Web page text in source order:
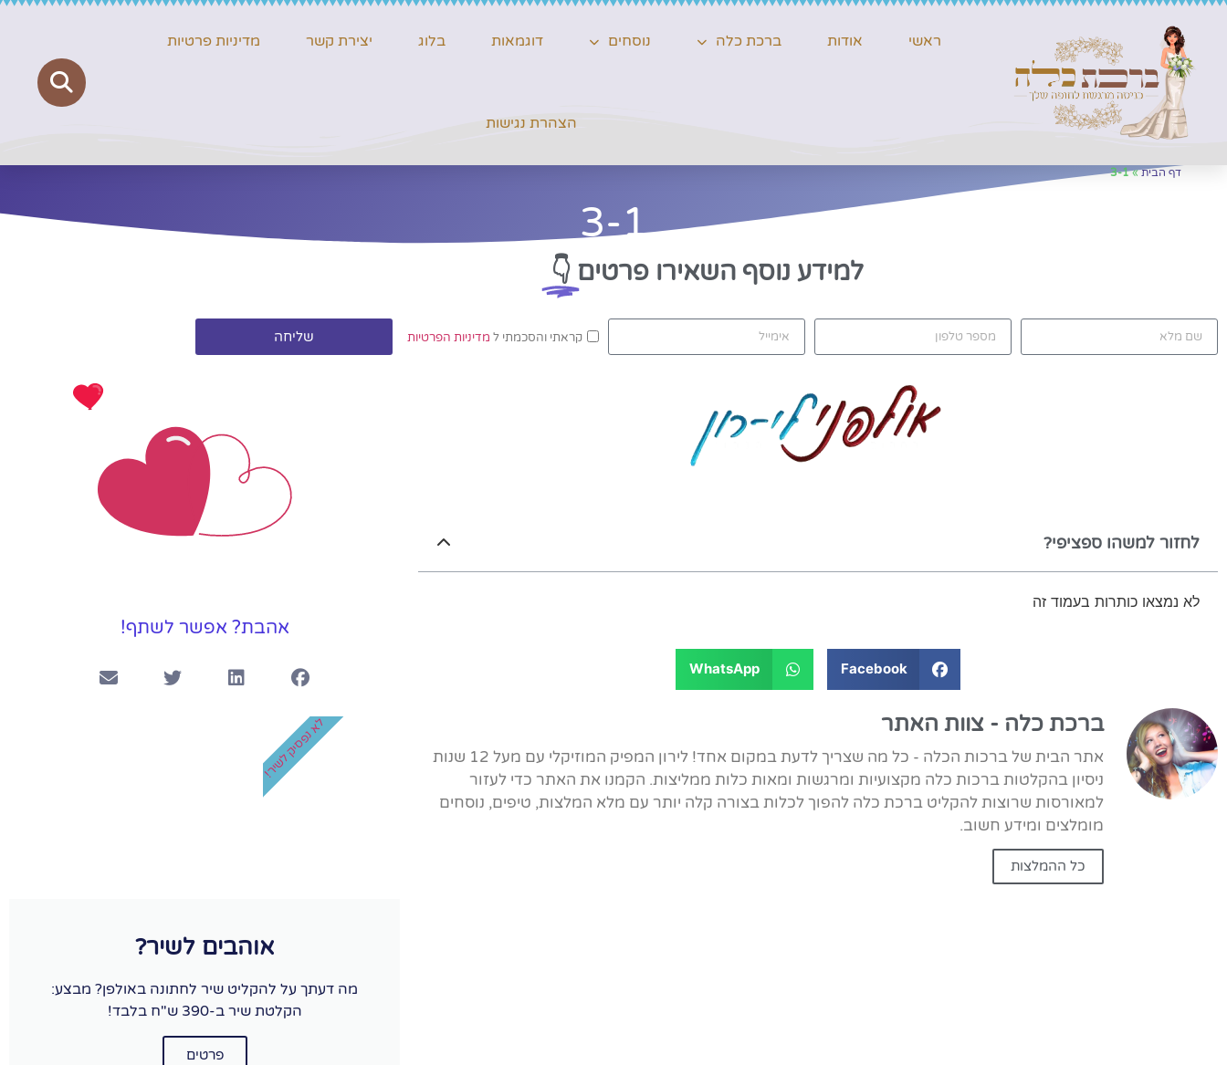
ראשי אודות ברכת כלה נוסחים דוגמאות בלוג יצירת קשר מדיניות פרטיות
הצהרת נגישות
דף הבית»
3-1
3-1
למידע נוסף השאירו פרטים 👇
קראתי והסכמתי ל מדיניות הפרטיות שליחה
לחזור למשהו ספציפי?
לא נמצאו כותרות בעמוד זה
Facebook
WhatsApp
ברכת כלה - צוות האתר
אתר הבית של ברכות הכלה - כל מה שצריך לדעת במקום אחד! לירון המפיק המוזיקלי עם מעל 12 שנות
ניסיון בהקלטות ברכות כלה מקצועיות ומרגשות ומאות כלות ממליצות. הקמנו את האתר כדי לעזור
למאורסות שרוצות להקליט ברכת כלה להפוך לכלות בצורה קלה יותר עם מלא המלצות, טיפים, נוסחים
מומלצים ומידע חשוב.
כל ההמלצות
אהבת? אפשר לשתף!
אוהבים לשיר?
מה דעתך על להקליט שיר לחתונה באולפן? מבצע:
הקלטת שיר ב-390 ש"ח בלבד!
פרטים
לא נפסיק לשיר!